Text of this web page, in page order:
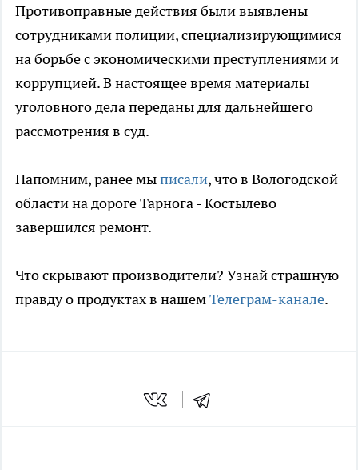
Противоправные действия были выявлены
сотрудниками полиции, специализирующимися
на борьбе с экономическими преступлениями и
коррупцией. В настоящее время материалы
уголовного дела переданы для дальнейшего
рассмотрения в суд.
Напомним, ранее мыписали, что в Вологодской
области на дороге Тарнога - Костылево
завершился ремонт.
Что скрывают производители? Узнай страшную
правду о продуктах в нашемТелеграм-канале.